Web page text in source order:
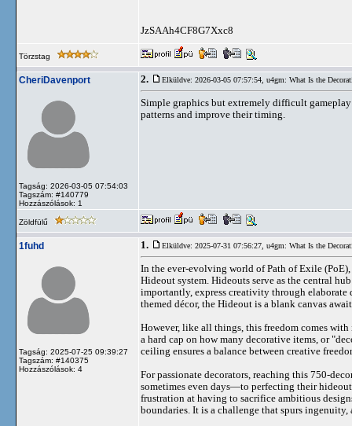
JzSAAh4CF8G7Xxc8
Törzstag
CheriDavenport
Tagság: 2026-03-05 07:54:03
Tagszám: #140779
Hozzászólások: 1
2. Elküldve: 2026-03-05 07:57:54, u4gm: What Is the
Simple graphics but extremely difficult
patterns and improve their timing.
Zöldfülű
1fuhd
Tagság: 2025-07-25 09:39:27
Tagszám: #140375
Hozzászólások: 4
1. Elküldve: 2025-07-31 07:56:27, u4gm: What Is the
In the ever-evolving world of Path of Exile
Hideout system. Hideouts serve as the central
importantly, express creativity through elaborate
themed décor, the Hideout is a blank canvas
However, like all things, this freedom comes
a hard cap on how many decorative items, or
ceiling ensures a balance between creative
For passionate decorators, reaching this 750-
sometimes even days—to perfecting their
frustration at having to sacrifice ambitious
boundaries. It is a challenge that spurs